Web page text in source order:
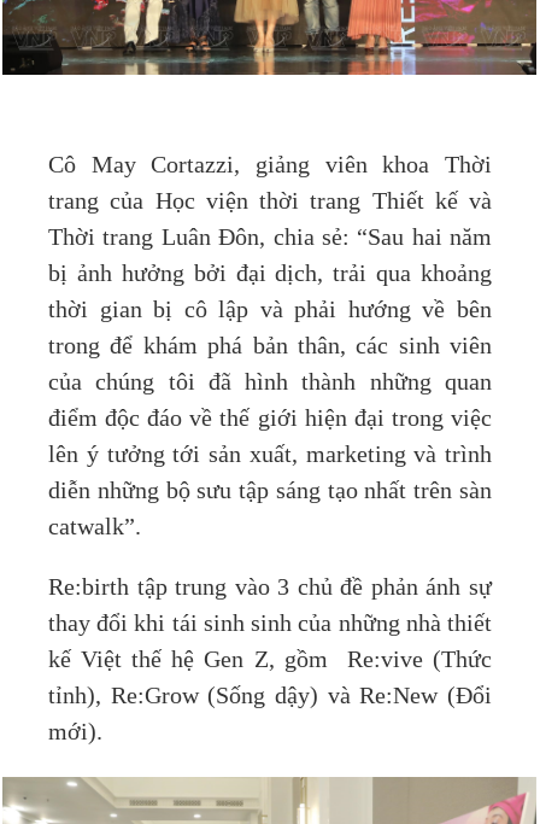
Cô May Cortazzi, giảng viên khoa Thời
trang của Học viện thời trang Thiết kế và
Thời trang Luân Đôn, chia sẻ: “Sau hai năm
bị ảnh hưởng bởi đại dịch, trải qua khoảng
thời gian bị cô lập và phải hướng về bên
trong để khám phá bản thân, các sinh viên
của chúng tôi đã hình thành những quan
điểm độc đáo về thế giới hiện đại trong việc
lên ý tưởng tới sản xuất, marketing và trình
diễn những bộ sưu tập sáng tạo nhất trên sàn
catwalk”.
Re:birth tập trung vào 3 chủ đề phản ánh sự
thay đổi khi tái sinh sinh của những nhà thiết
kế Việt thế hệ Gen Z, gồm Re:vive (Thức
tỉnh), Re:Grow (Sống dậy) và Re:New (Đổi
mới).